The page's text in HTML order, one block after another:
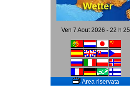
Ven 7 Aout 2026 - 22 h 25
Area riservata